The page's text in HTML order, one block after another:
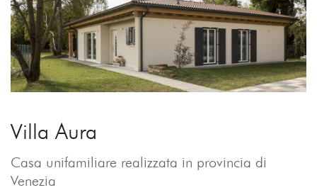
Villa Aura
Casa unifamiliare realizzata in provincia di
Venezia